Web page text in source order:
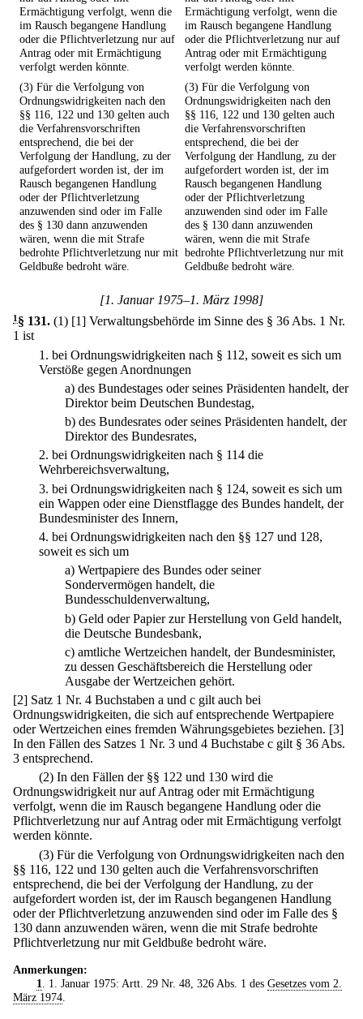
Ermächtigung verfolgt, wenn die
im Rausch begangene Handlung
oder die Pflichtverletzung nur auf
Antrag oder mit Ermächtigung
verfolgt werden könnte.
Ermächtigung verfolgt, wenn die
im Rausch begangene Handlung
oder die Pflichtverletzung nur auf
Antrag oder mit Ermächtigung
verfolgt werden könnte.
(3) Für die Verfolgung von
Ordnungswidrigkeiten nach den
§§ 116, 122 und 130 gelten auch
die Verfahrensvorschriften
entsprechend, die bei der
Verfolgung der Handlung, zu der
aufgefordert worden ist, der im
Rausch begangenen Handlung
oder der Pflichtverletzung
anzuwenden sind oder im Falle
des § 130 dann anzuwenden
wären, wenn die mit Strafe
bedrohte Pflichtverletzung nur mit
Geldbuße bedroht wäre.
(3) Für die Verfolgung von
Ordnungswidrigkeiten nach den
§§ 116, 122 und 130 gelten auch
die Verfahrensvorschriften
entsprechend, die bei der
Verfolgung der Handlung, zu der
aufgefordert worden ist, der im
Rausch begangenen Handlung
oder der Pflichtverletzung
anzuwenden sind oder im Falle
des § 130 dann anzuwenden
wären, wenn die mit Strafe
bedrohte Pflichtverletzung nur mit
Geldbuße bedroht wäre.
[1. Januar 1975–1. März 1998]
1§ 131. (1) [1] Verwaltungsbehörde im Sinne des § 36 Abs. 1 Nr.
1 ist
1. bei Ordnungswidrigkeiten nach § 112, soweit es sich um
Verstöße gegen Anordnungen
a) des Bundestages oder seines Präsidenten handelt, der
Direktor beim Deutschen Bundestag,
b) des Bundesrates oder seines Präsidenten handelt, der
Direktor des Bundesrates,
2. bei Ordnungswidrigkeiten nach § 114 die
Wehrbereichsverwaltung,
3. bei Ordnungswidrigkeiten nach § 124, soweit es sich um
ein Wappen oder eine Dienstflagge des Bundes handelt, der
Bundesminister des Innern,
4. bei Ordnungswidrigkeiten nach den §§ 127 und 128,
soweit es sich um
a) Wertpapiere des Bundes oder seiner
Sondervermögen handelt, die
Bundesschuldenverwaltung,
b) Geld oder Papier zur Herstellung von Geld handelt,
die Deutsche Bundesbank,
c) amtliche Wertzeichen handelt, der Bundesminister,
zu dessen Geschäftsbereich die Herstellung oder
Ausgabe der Wertzeichen gehört.
[2] Satz 1 Nr. 4 Buchstaben a und c gilt auch bei
Ordnungswidrigkeiten, die sich auf entsprechende Wertpapiere
oder Wertzeichen eines fremden Währungsgebietes beziehen. [3]
In den Fällen des Satzes 1 Nr. 3 und 4 Buchstabe c gilt § 36 Abs.
3 entsprechend.
(2) In den Fällen der §§ 122 und 130 wird die
Ordnungswidrigkeit nur auf Antrag oder mit Ermächtigung
verfolgt, wenn die im Rausch begangene Handlung oder die
Pflichtverletzung nur auf Antrag oder mit Ermächtigung verfolgt
werden könnte.
(3) Für die Verfolgung von Ordnungswidrigkeiten nach den
§§ 116, 122 und 130 gelten auch die Verfahrensvorschriften
entsprechend, die bei der Verfolgung der Handlung, zu der
aufgefordert worden ist, der im Rausch begangenen Handlung
oder der Pflichtverletzung anzuwenden sind oder im Falle des §
130 dann anzuwenden wären, wenn die mit Strafe bedrohte
Pflichtverletzung nur mit Geldbuße bedroht wäre.
Anmerkungen:
1
. 1. Januar 1975: Artt. 29 Nr. 48, 326 Abs. 1 des Gesetzes vom 2.
März 1974